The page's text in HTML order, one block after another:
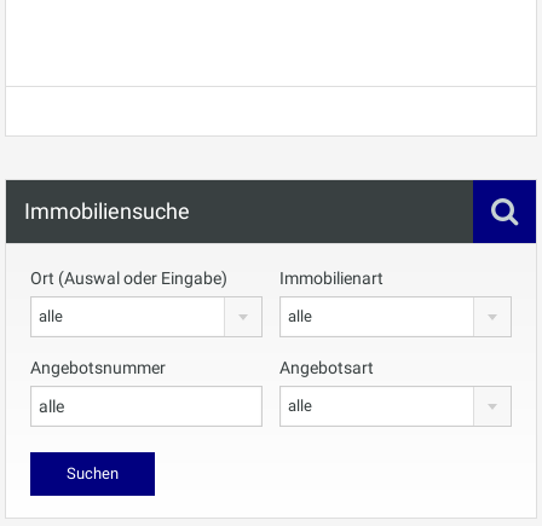
Immobiliensuche
Ort (Auswal oder Eingabe)
alle
Immobilienart
alle
Angebotsnummer Angebotsart
alle